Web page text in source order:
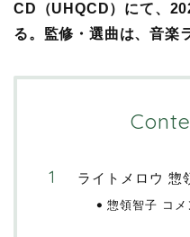
CD（UHQCD）にて、
る。監修・選曲は、音楽
ライトメロウ 惣
惣領智子 コメ